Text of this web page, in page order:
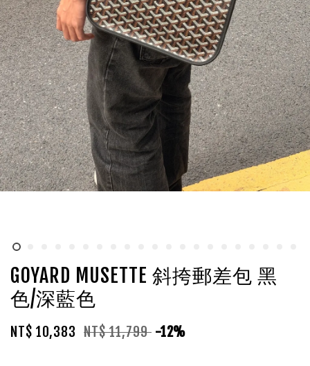
GOYARD MUSETTE 斜挎郵差包 黑
色/深藍色
NT$ 10,383 NT$ 11,799 -12%